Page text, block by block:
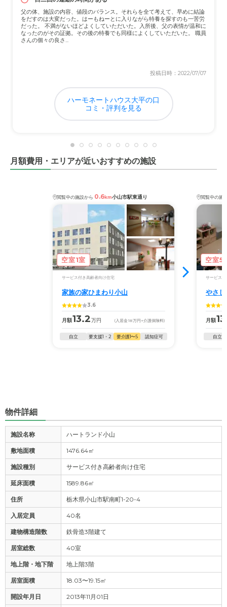
常駐の看護士は不在ですが、週一回担当医師が訪問して来
るので、現状充分と考えています。
料金費用について
入居者の年金額の範囲内なので、何とか賄えています。や
父の体、施設の内容、値段のバランス。それらを全て考えて、早めに結論
をだすのは大変だった。はーもねーとに入りながら特養を探すのも一苦労
だった。 不満がないほどよくしていただいた。入所後、父の表情が温和に
なったのがその証拠。その後の特養でも同様によくしていただいた。 職員
さんの個々の良さ...
投稿日時：2022/07/07
ハーモネートハウス大平の口
コミ・評判を見る
月額費用・エリアが近いおすすめの施設
閲覧中の施設から 0.6km小山市駅東通り
空室1室
サービス付き高齢者向け住宅
家族の家ひまわり小山
3.6
月額13.2万円 (入居金18万円 +介護保険料)
自立 要支援1・2 要介護1〜5 認知症可
閲覧中の施
空室5
サービス付
やさ
月額
自立
物件詳細
施設名称 ハートランド小山
敷地面積 1476.64㎡
施設種別 サービス付き高齢者向け住宅
延床面積 1589.86㎡
住所 栃木県小山市駅南町1-20-4
入居定員 40名
建物構造階数 鉄骨造3階建て
居室総数 40室
地上階・地下階 地上階3階
居室面積 18.03〜19.15㎡
開設年月日 2013年11月01日